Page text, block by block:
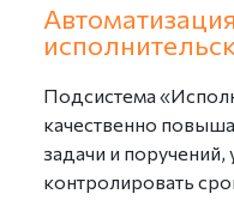
Подсистема
качественно
задачи и поручений,
контролировать